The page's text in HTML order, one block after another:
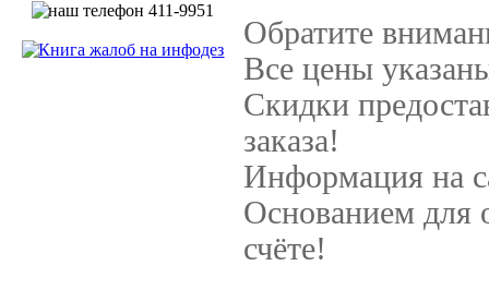
Обратите
Все цены
Скидки
заказа!
Информация на
Основанием для
счёте!